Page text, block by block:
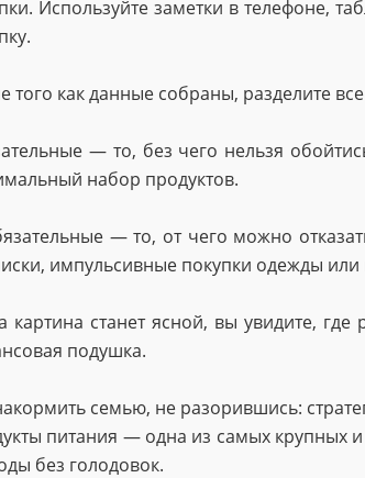
Используйте заметки в телефоне,
того как данные собраны, разделите
— то, без чего нельзя
набор продуктов.
— то, от чего можно
импульсивные покупки одежды или
картина станет ясной, вы увидите,
подушка.
семью, не разорившись:
питания — одна из самых крупных
без голодовок.